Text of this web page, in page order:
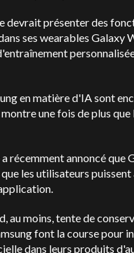
devrait présenter des
ses wearables Galaxy
en matière d'IA sont
une fois de plus
récemment annoncé que
les utilisateurs
au moins, tente de
font la course pour
dans leurs produits